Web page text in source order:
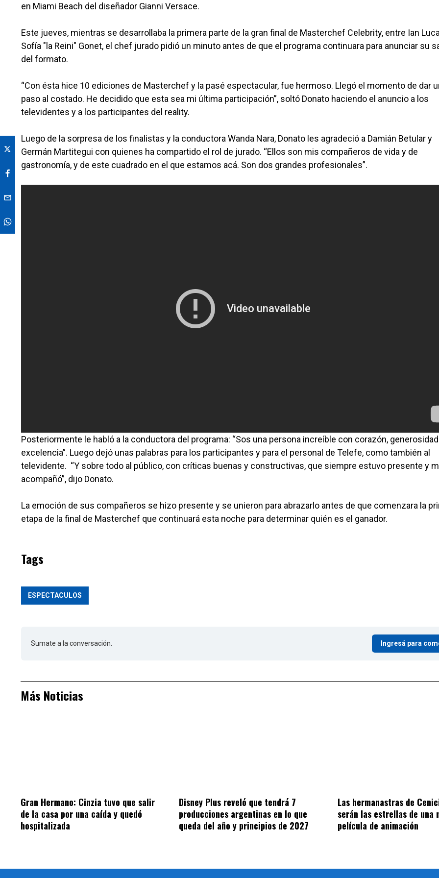
en Miami Beach del diseñador Gianni Versace.
Este jueves, mientras se desarrollaba la primera parte de la gran final de Masterchef Celebrity, entre Ian
Sofía "la Reini" Gonet, el chef jurado pidió un minuto antes de que el programa continuara para anunciar su
del formato.
“Con ésta hice 10 ediciones de Masterchef y la pasé espectacular, fue hermoso. Llegó el momento de dar
paso al costado. He decidido que esta sea mi última participación”, soltó Donato haciendo el anuncio a los
televidentes y a los participantes del reality.
Luego de la sorpresa de los finalistas y la conductora Wanda Nara, Donato les agradeció a Damián Betular y
Germán Martitegui con quienes ha compartido el rol de jurado. “Ellos son mis compañeros de vida y de
gastronomía, y de este cuadrado en el que estamos acá. Son dos grandes profesionales”.
Posteriormente le habló a la conductora del programa: “Sos una persona increíble con corazón,
excelencia”. Luego dejó unas palabras para los participantes y para el personal de Telefe, como también al
televidente. “Y sobre todo al público, con críticas buenas y constructivas, que siempre estuvo presente y
acompañó”, dijo Donato.
La emoción de sus compañeros se hizo presente y se unieron para abrazarlo antes de que comenzara la
etapa de la final de Masterchef que continuará esta noche para determinar quién es el ganador.
Tags
ESPECTACULOS
Sumate a la conversación. Ingresá para
Más Noticias
Gran Hermano: Cinzia tuvo que salir
de la casa por una caída y quedó
hospitalizada
Disney Plus reveló que tendrá 7
producciones argentinas en lo que
queda del año y principios de 2027
Las hermanastras de
serán las estrellas de una
película de animación